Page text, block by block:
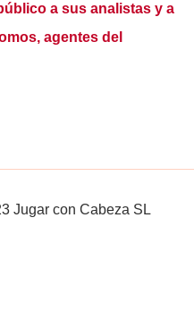
a sus analistas y a
agentes del
Jugar con Cabeza SL